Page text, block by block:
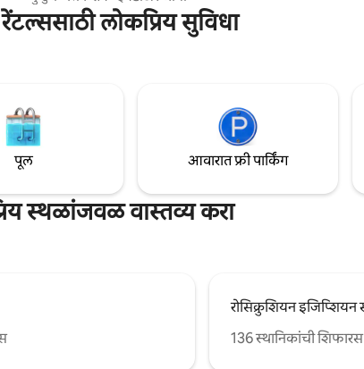
किंवा व्यावसायिक प्रवाशांसाठी परिपूर्ण. समाविष्ट
∙प्रीमियम Ghost गादी असलेला किंग-साईझ बेड +
लॉबीद्वारे प्रवेशयोग्य.
लोकप्रिय सुविधा
पूल आवारात फ्री पार्किंग
स्थळांजवळ वास्तव्य करा
रोसिक्रुशियन इजिप्शियन
136 स्थानिकांची शिफारस